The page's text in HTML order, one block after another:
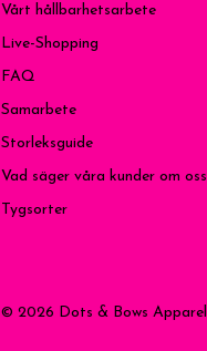
Vårt hållbarhetsarbete
Live-Shopping
FAQ
Samarbete
Storleksguide
Vad säger våra kunder om oss
Tygsorter
© 2026 Dots & Bows Apparel